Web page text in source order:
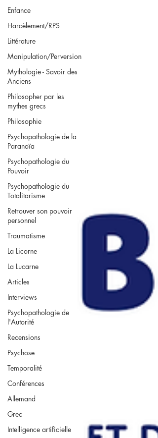
Enfance
Harcèlement/RPS
Littérature
Manipulation/Perversion
Mythologie - Savoir des
Anciens
Philosopher par les
mythes grecs
Philosophie
Psychopathologie de la
Paranoïa
Psychopathologie du
Pouvoir
Psychopathologie du
Totalitarisme
Retrouver son pouvoir
personnel
Traumatisme
La Licorne
La Lucarne
Articles
Interviews
Psychopathologie de
l'Autorité
Recensions
Psychose
Temporalité
Conférences
Allemand
Grec
Intelligence artificielle